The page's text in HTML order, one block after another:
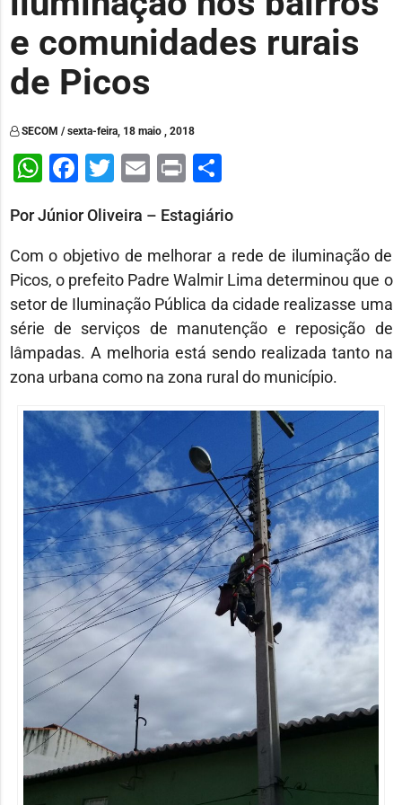
e comunidades rurais
de Picos
SECOM / sexta-feira, 18 maio , 2018
WhatsApp
Facebook
Twitter
Email
PrintShare
Por Júnior Oliveira – Estagiário
Com o objetivo de melhorar a rede de iluminação de
Picos, o prefeito Padre Walmir Lima determinou que o
setor de Iluminação Pública da cidade realizasse uma
série de serviços de manutenção e reposição de
lâmpadas. A melhoria está sendo realizada tanto na
zona urbana como na zona rural do município.